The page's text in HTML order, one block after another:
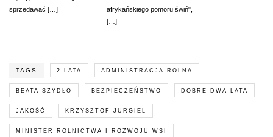
sprzedawać […]
afrykańskiego pomoru świń",
[…]
TAGS 2 LATA ADMINISTRACJA ROLNA
BEATA SZYDŁO BEZPIECZEŃSTWO DOBRE DWA LATA
JAKOŚĆ KRZYSZTOF JURGIEL
MINISTER ROLNICTWA I ROZWOJU WSI